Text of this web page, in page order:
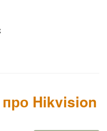
про Hikvision